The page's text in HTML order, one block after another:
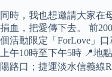
同時，我也想邀請大家在
捐血，把愛傳下去。 前
個活動限定「ForLove」
上午10時至下午5時 📍地
陽路口；捷運淡水信義線